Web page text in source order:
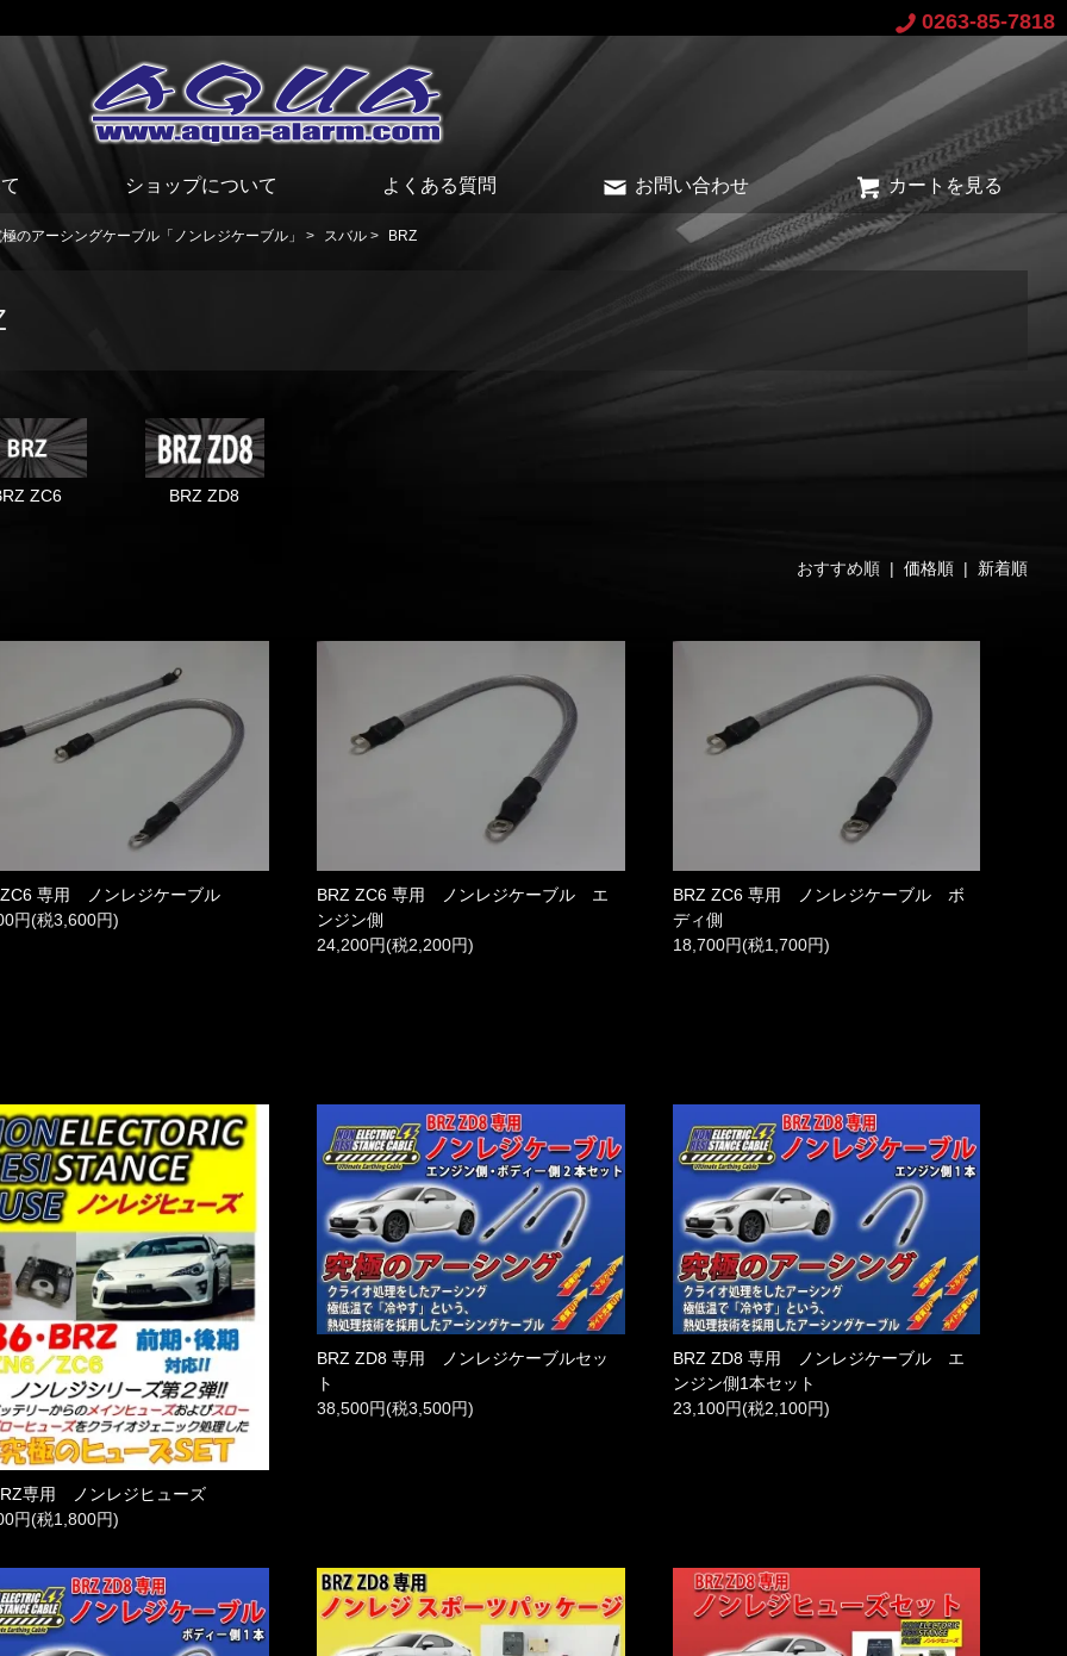
0263-85-7818
ショップについて よくある質問 お問い合わせ カートを見る
のアーシングケーブル「ノンレジケーブル」 > スバル > BRZ
ZC6 BRZ ZD8
おすすめ順 | 価格順| 新着順
専用 ノンレジケーブル
円(税3,600円)
BRZ ZC6 専用 ノンレジケーブル エ
ンジン側
24,200円(税2,200円)
BRZ ZC6 専用 ノンレジケーブル ボ
ディ側
18,700円(税1,700円)
専用 ノンレジヒューズ
円(税1,800円)
BRZ ZD8 専用 ノンレジケーブルセッ
ト
38,500円(税3,500円)
BRZ ZD8 専用 ノンレジケーブル エ
ンジン側1本セット
23,100円(税2,100円)